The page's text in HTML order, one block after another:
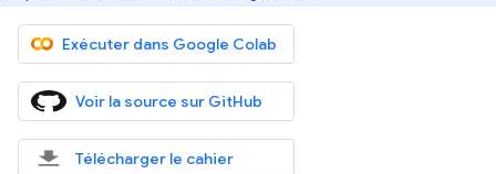
Exécuter dans Google Colab
Voir la source sur GitHub
Télécharger le cahier